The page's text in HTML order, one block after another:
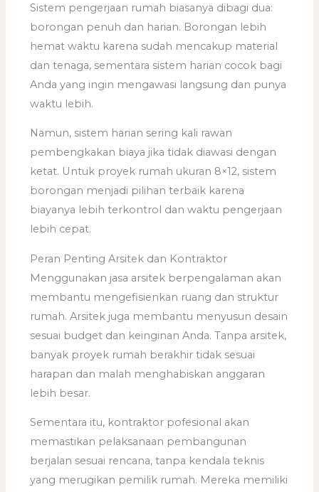
Sistem pengerjaan rumah biasanya dibagi dua:
borongan penuh dan harian. Borongan lebih
hemat waktu karena sudah mencakup material
dan tenaga, sementara sistem harian cocok bagi
Anda yang ingin mengawasi langsung dan punya
waktu lebih.
Namun, sistem harian sering kali rawan
pembengkakan biaya jika tidak diawasi dengan
ketat. Untuk proyek rumah ukuran 8×12, sistem
borongan menjadi pilihan terbaik karena
biayanya lebih terkontrol dan waktu pengerjaan
lebih cepat.
Peran Penting Arsitek dan Kontraktor
Menggunakan jasa arsitek berpengalaman akan
membantu mengefisienkan ruang dan struktur
rumah. Arsitek juga membantu menyusun desain
sesuai budget dan keinginan Anda. Tanpa arsitek,
banyak proyek rumah berakhir tidak sesuai
harapan dan malah menghabiskan anggaran
lebih besar.
Sementara itu, kontraktor pofesional akan
memastikan pelaksanaan pembangunan
berjalan sesuai rencana, tanpa kendala teknis
yang merugikan pemilik rumah. Mereka memiliki